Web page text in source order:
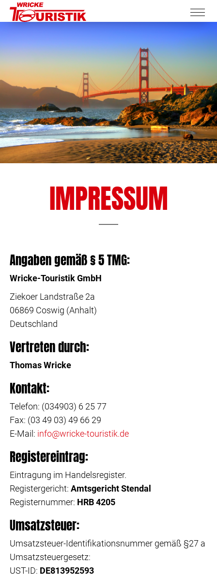
IMPRESSUM
Angaben gemäß § 5 TMG:
Wricke-Touristik GmbH
Ziekoer Landstraße 2a
06869 Coswig (Anhalt)
Deutschland
Vertreten durch:
Thomas Wricke
Kontakt:
Telefon: (034903) 6 25 77
Fax: (03 49 03) 49 66 29
E-Mail: ed.kitsiruot-ekcirw@ofni
Registereintrag:
Eintragung im Handelsregister.
Registergericht: Amtsgericht Stendal
Registernummer: HRB 4205
Umsatzsteuer:
Umsatzsteuer-Identifikationsnummer gemäß §27 a
Umsatzsteuergesetz:
UST-ID: DE813952593